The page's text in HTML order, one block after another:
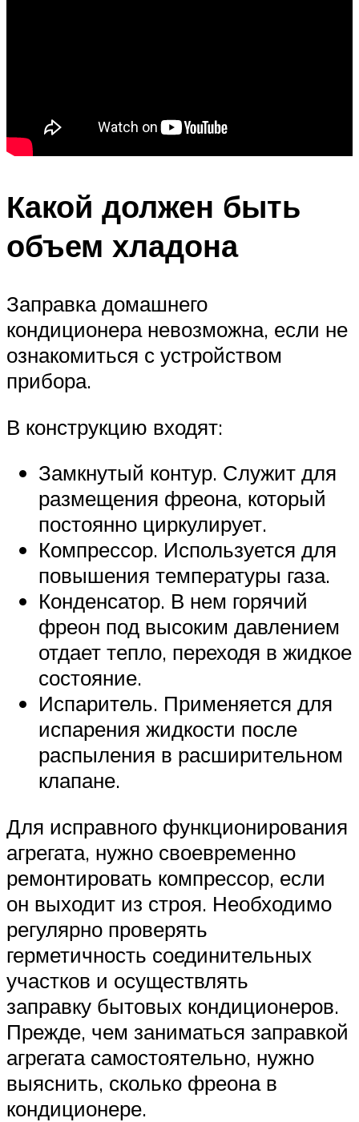
Какой должен быть
объем хладона
Заправка домашнего
кондиционера невозможна, если не
ознакомиться с устройством
прибора.
В конструкцию входят:
Замкнутый контур. Служит для
размещения фреона, который
постоянно циркулирует.
Компрессор. Используется для
повышения температуры газа.
Конденсатор. В нем горячий
фреон под высоким давлением
отдает тепло, переходя в жидкое
состояние.
Испаритель. Применяется для
испарения жидкости после
распыления в расширительном
клапане.
Для исправного функционирования
агрегата, нужно своевременно
ремонтировать компрессор, если
он выходит из строя. Необходимо
регулярно проверять
герметичность соединительных
участков и осуществлять
заправку бытовых кондиционеров.
Прежде, чем заниматься заправкой
агрегата самостоятельно, нужно
выяснить, сколько фреона в
кондиционере.